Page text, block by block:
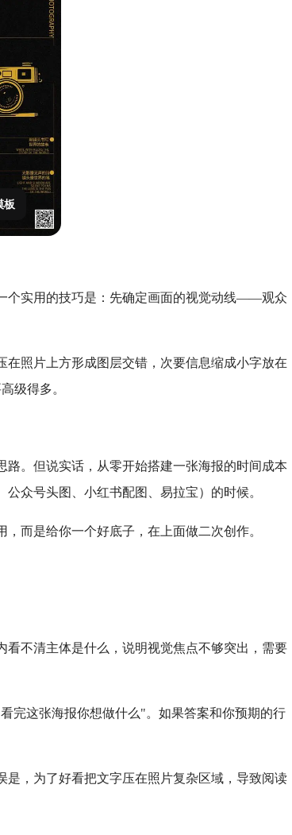
板
个实用的技巧是：先确定画面的视觉动线——观众
照片上方形成图层交错，次要信息缩成小字放在
级得多。
。但说实话，从零开始搭建一张海报的时间成本
众号头图、小红书配图、易拉宝）的时候。
而是给你一个好底子，在上面做二次创作。
不清主体是什么，说明视觉焦点不够突出，需要
完这张海报你想做什么"。如果答案和你预期的行
，为了好看把文字压在照片复杂区域，导致阅读